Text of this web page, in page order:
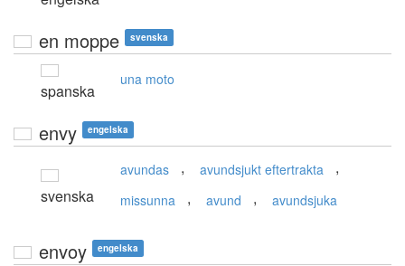
en moppe svenska
spanska
una moto
envy engelska
svenska
avundas , avundsjukt eftertrakta ,
missunna , avund , avundsjuka
envoy engelska